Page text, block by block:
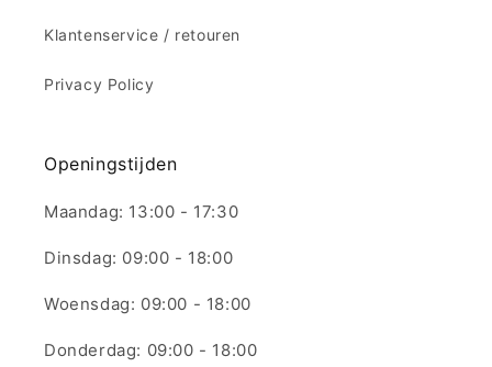
Klantenservice / retouren
Privacy Policy
Openingstijden
Maandag: 13:00 - 17:30
Dinsdag: 09:00 - 18:00
Woensdag: 09:00 - 18:00
Donderdag: 09:00 - 18:00